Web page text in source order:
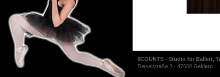
8COUNTS - Studio für Ballett,
Dieselstraße 3 · 47608 Geldern